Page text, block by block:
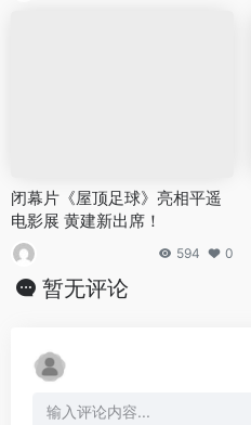
闭幕片《屋顶足球》亮相平遥
电影展 黄建新出席！
594 0
暂无评论